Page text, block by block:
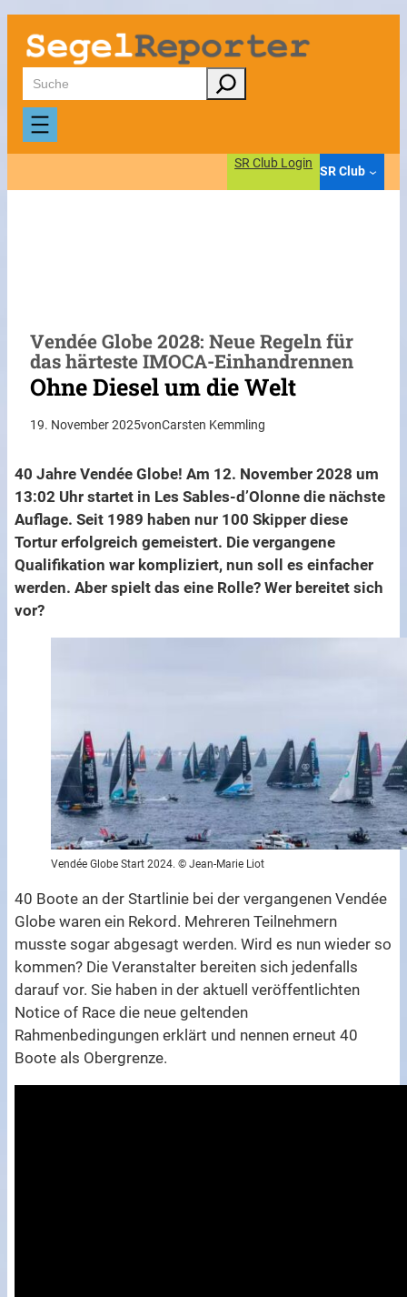
Zum
Inhalt
springen
Suchen
SR Club Login
SR Club
Vendée Globe 2028: Neue Regeln für
das härteste IMOCA-Einhandrennen
Ohne Diesel um die Welt
19. November 2025vonCarsten Kemmling
40 Jahre Vendée Globe! Am 12. November 2028 um
13:02 Uhr startet in Les Sables-d’Olonne die nächste
Auflage. Seit 1989 haben nur 100 Skipper diese
Tortur erfolgreich gemeistert. Die vergangene
Qualifikation war kompliziert, nun soll es einfacher
werden. Aber spielt das eine Rolle? Wer bereitet sich
vor?
Vendée Globe Start 2024. © Jean-Marie Liot
40 Boote an der Startlinie bei der vergangenen Vendée
Globe waren ein Rekord. Mehreren Teilnehmern
musste sogar abgesagt werden. Wird es nun wieder so
kommen? Die Veranstalter bereiten sich jedenfalls
darauf vor. Sie haben in der aktuell veröffentlichten
Notice of Race die neue geltenden
Rahmenbedingungen erklärt und nennen erneut 40
Boote als Obergrenze.